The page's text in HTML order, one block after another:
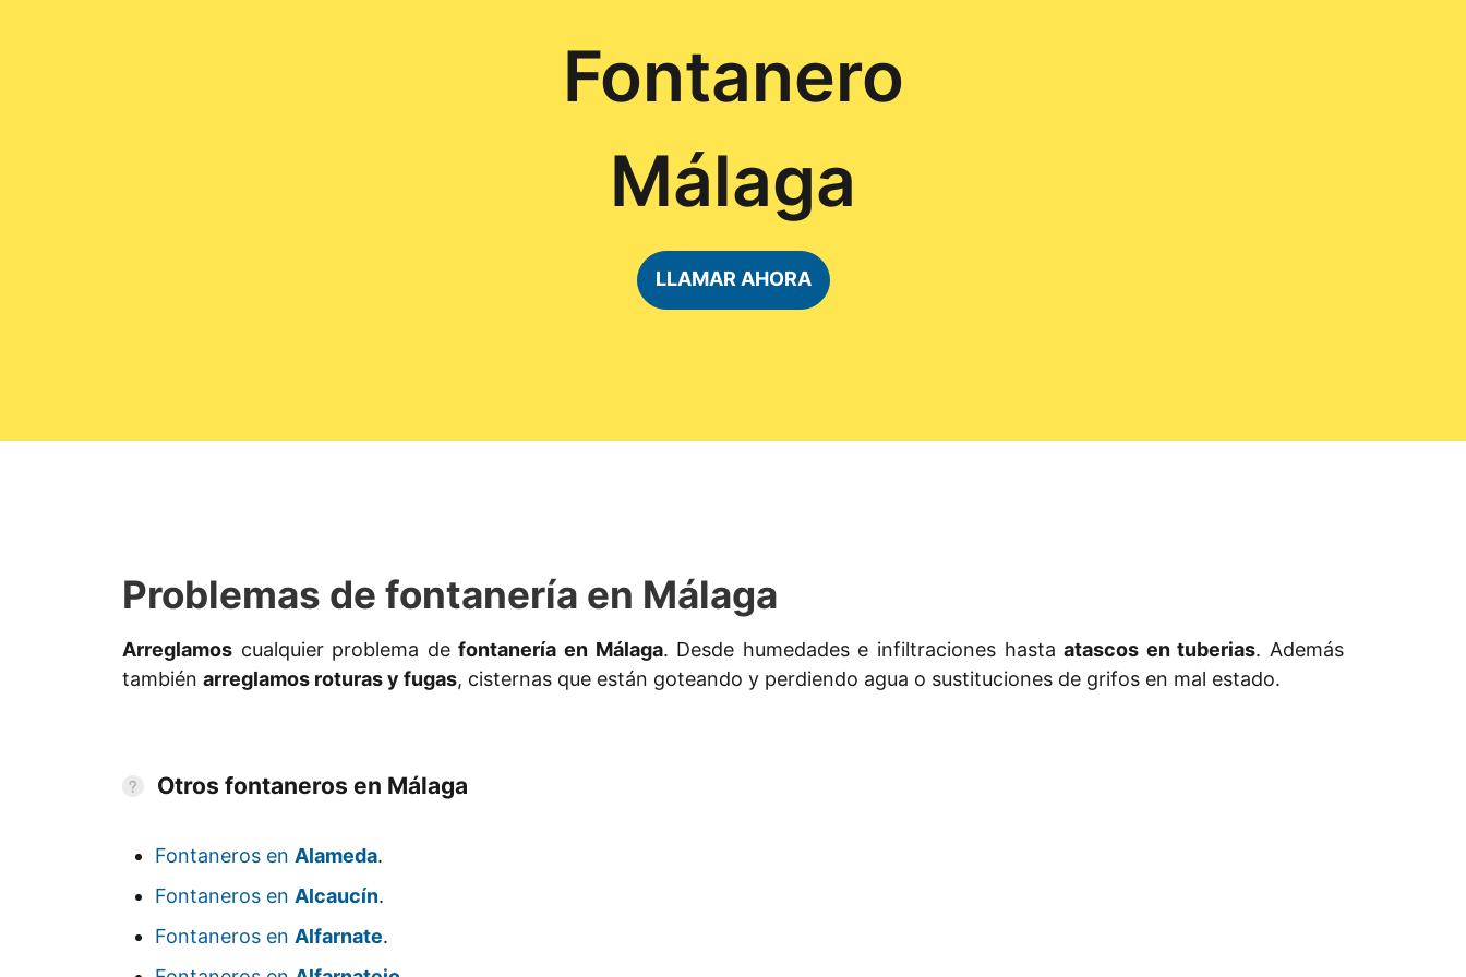
Fontanero
Málaga
LLAMAR AHORA
Problemas de fontanería en Málaga
Arreglamos cualquier problema defontanería en Málaga. Desde humedades e infiltraciones hastaatascos en tuberias. Además
también arreglamos roturas y fugas, cisternas que están goteando y perdiendo agua o sustituciones de grifos en mal estado.
Otros fontaneros en Málaga
Fontaneros en Alameda.
Fontaneros en Alcaucín.
Fontaneros en Alfarnate.